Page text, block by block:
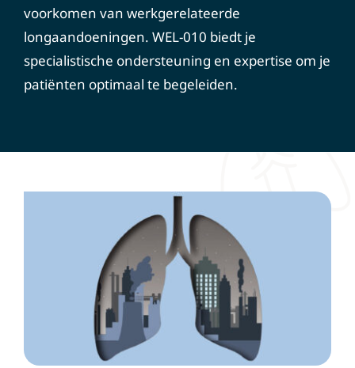
voorkomen van werkgerelateerde
longaandoeningen. WEL-010 biedt je
specialistische ondersteuning en expertise om je
patiënten optimaal te begeleiden.